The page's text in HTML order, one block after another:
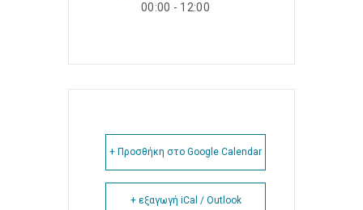
00:00 - 12:00
+ Προσθήκη στο Google Calendar
+ εξαγωγή iCal / Outlook